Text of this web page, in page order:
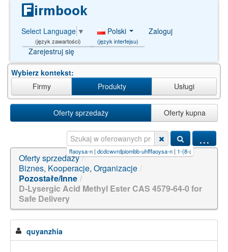
Select Language ▼
(język zawartości)
Polski
(język interfejsu)
Zaloguj
Zarejestruj się
Wybierz kontekst:
Firmy
Produkty Usługi
Oferty sprzedaży Oferty kupna
...
bxyrbokvonzuil-uhfffaoysa-n|dcdcwvrdpiombb-uhfffaoysa-n|1-(8-chloro-6-phenyl-4h-
Oferty sprzedaży /
Biznes, Kooperacje, Organizacje /
Pozostałe/Inne /
D-Lysergic Acid Methyl Ester CAS 4579-64-0 for
Safe Delivery
quyanzhia